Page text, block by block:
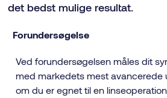
det bedst mulige resultat.
Forundersøgelse
Ved forundersøgelsen måles dit
med markedets mest avancerede
om du er egnet til en